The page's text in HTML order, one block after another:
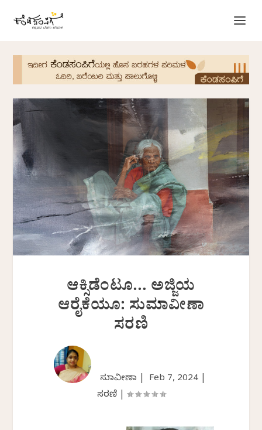
ಆಕ್ಸಿಡೆಂಟೂ… ಅಜ್ಜಿಯ
ಆರೈಕೆಯೂ: ಸುಮಾವೀಣಾ
ಸರಣಿ
ಸುಮಾವೀಣಾ | Feb 7, 2024|
ಸರಣಿ|